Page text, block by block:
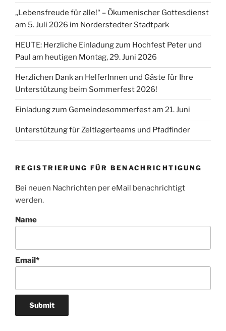
„Lebensfreude für alle!“ – Ökumenischer Gottesdienst
am 5. Juli 2026 im Norderstedter Stadtpark
HEUTE: Herzliche Einladung zum Hochfest Peter und
Paul am heutigen Montag, 29. Juni 2026
Herzlichen Dank an HelferInnen und Gäste für Ihre
Unterstützung beim Sommerfest 2026!
Einladung zum Gemeindesommerfest am 21. Juni
Unterstützung für Zeltlagerteams und Pfadfinder
REGISTRIERUNG FÜR BENACHRICHTIGUNG
Bei neuen Nachrichten per eMail benachrichtigt
werden.
Name
Email*